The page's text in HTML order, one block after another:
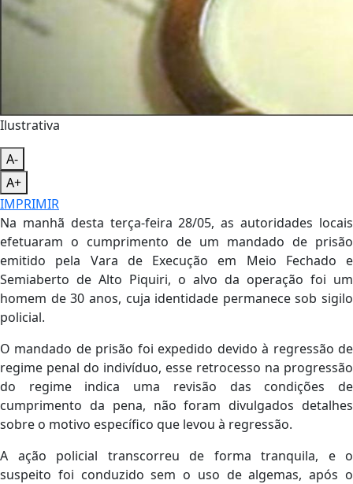
Ilustrativa
A-
A+
IMPRIMIR
Na manhã desta terça-feira 28/05, as autoridades locais
efetuaram o cumprimento de um mandado de prisão
emitido pela Vara de Execução em Meio Fechado e
Semiaberto de Alto Piquiri, o alvo da operação foi um
homem de 30 anos, cuja identidade permanece sob sigilo
policial.
O mandado de prisão foi expedido devido à regressão de
regime penal do indivíduo, esse retrocesso na progressão
do regime indica uma revisão das condições de
cumprimento da pena, não foram divulgados detalhes
sobre o motivo específico que levou à regressão.
A ação policial transcorreu de forma tranquila, e o
suspeito foi conduzido sem o uso de algemas, após o